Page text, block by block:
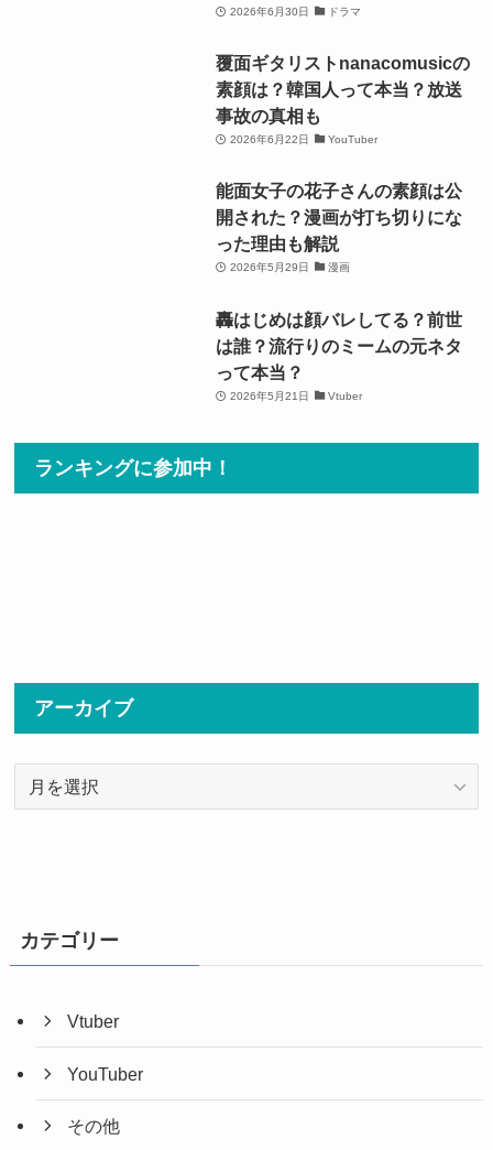
2026年6月30日 ドラマ
覆面ギタリストnanacomusicの
素顔は？韓国人って本当？放送
事故の真相も
2026年6月22日 YouTuber
能面女子の花子さんの素顔は公
開された？漫画が打ち切りにな
った理由も解説
2026年5月29日 漫画
轟はじめは顔バレしてる？前世
は誰？流行りのミームの元ネタ
って本当？
2026年5月21日 Vtuber
ランキングに参加中！
アーカイブ
カテゴリー
Vtuber
YouTuber
その他